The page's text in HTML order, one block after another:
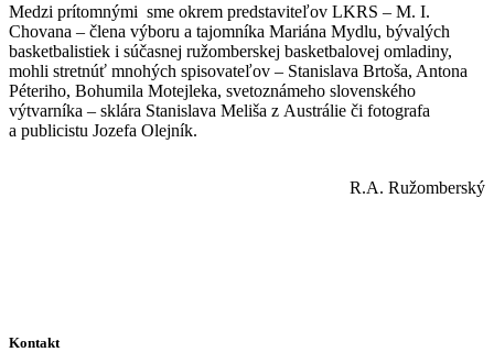
Medzi prítomnými sme okrem predstaviteľov LKRS – M. I.
Chovana – člena výboru a tajomníka Mariána Mydlu, bývalých
basketbalistiek i súčasnej ružomberskej basketbalovej omladiny,
mohli stretnúť mnohých spisovateľov – Stanislava Brtoša, Antona
Péteriho, Bohumila Motejleka, svetoznámeho slovenského
výtvarníka – sklára Stanislava Meliša z Austrálie či fotografa
a publicistu Jozefa Olejník.
R.A. Ružomberský
Kontakt